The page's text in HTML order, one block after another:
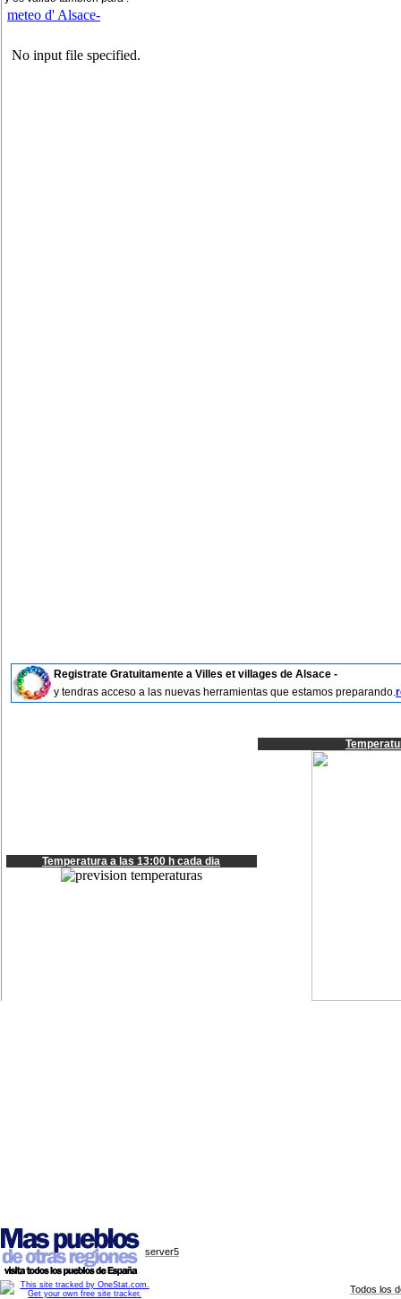
meteo d' Alsace-
Registrate Gratuitamente a Villes et villages de Alsace -
y tendras acceso a las nuevas herramientas que estamos preparando.
Temperatura a las 13:00 h cada dia
server5
Todos los